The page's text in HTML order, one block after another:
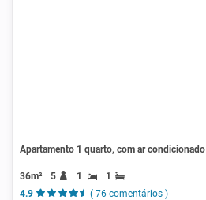
Apartamento 1 quarto, com ar condicionado
36m² 5 1
1
4.9
( 76 comentários )